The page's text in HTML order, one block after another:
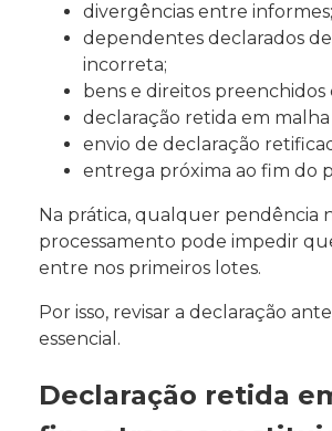
divergências entre informes;
dependentes declarados
incorreta;
bens e direitos preenchidos
declaração retida em malha
envio de declaração
entrega próxima ao fim do
Na prática, qualquer pendência
processamento pode impedir
entre nos primeiros lotes.
Por isso, revisar a declaração
essencial.
Declaração retida